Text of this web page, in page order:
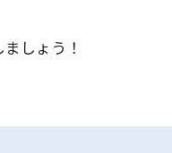
しょう！